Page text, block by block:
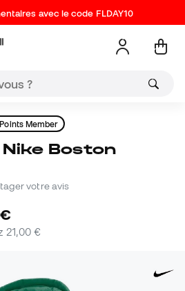
avec le code FLDAY10
Points Member
votre avis
€
21,00 €